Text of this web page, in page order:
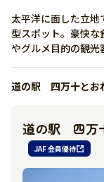
詳しく見
有り
0880-55-
太平洋に面した立地
型スポット。豪快
やグルメ目的の観光
道の駅 四万十とお
道の駅 四万
JAF 会員優待